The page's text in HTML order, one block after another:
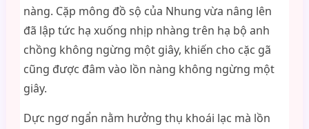
nàng. Cặp mông đồ sộ của Nhung vừa nâng lên
đã lập tức hạ xuống nhịp nhàng trên hạ bộ anh
chồng không ngừng một giây, khiến cho cặc gã
cũng được đâm vào lồn nàng không ngừng một
giây.
Dực ngơ ngẩn nằm hưởng thụ khoái lạc mà lồn